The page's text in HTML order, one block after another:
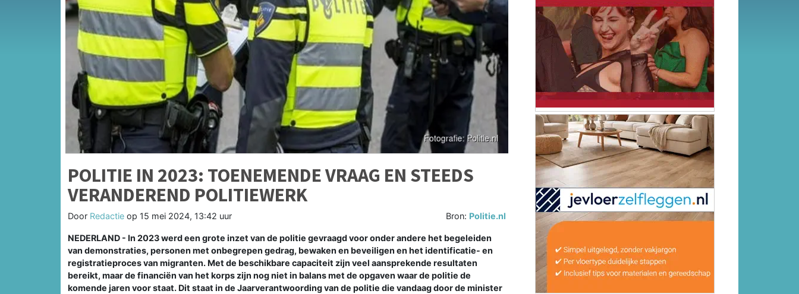
POLITIE IN 2023: TOENEMENDE VRAAG EN STEEDS
VERANDEREND POLITIEWERK
Door Redactie op 15 mei 2024, 13:42 uur Bron: Politie.nl
NEDERLAND - In 2023 werd een grote inzet van de politie gevraagd voor onder andere het begeleiden
van demonstraties, personen met onbegrepen gedrag, bewaken en beveiligen en het identificatie- en
registratieproces van migranten. Met de beschikbare capaciteit zijn veel aansprekende resultaten
bereikt, maar de financiën van het korps zijn nog niet in balans met de opgaven waar de politie de
komende jaren voor staat. Dit staat in de Jaarverantwoording van de politie die vandaag door de minister